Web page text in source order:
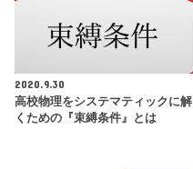
2020.9.30
高校物理をシステマティックに解
くための『束縛条件』とは